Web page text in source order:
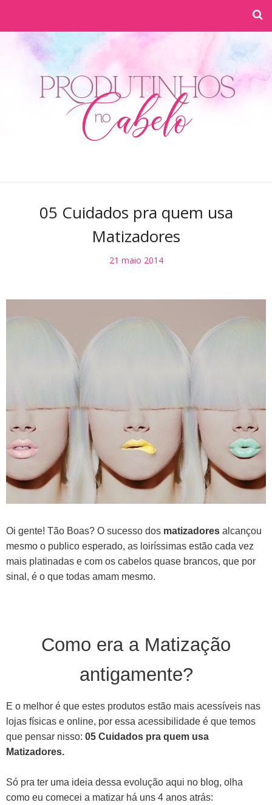
05 Cuidados pra quem usa
Matizadores
21 maio 2014
Oi gente! Tão Boas? O sucesso dos matizadores alcançou
mesmo o publico esperado, as loiríssimas estão cada vez
mais platinadas e com os cabelos quase brancos, que por
sinal, é o que todas amam mesmo.
Como era a Matização
antigamente?
E o melhor é que estes produtos estão mais acessíveis nas
lojas físicas e online, por essa acessibilidade é que temos
que pensar nisso: 05 Cuidados pra quem usa
Matizadores.
Só pra ter uma ideia dessa evolução aqui no blog, olha
como eu comecei a matizar há uns 4 anos atrás: